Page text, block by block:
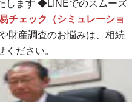
します ◆LINEでのスムーズ
チェック（シミュレーショ
財産調査のお悩みは、 相続
ださい。